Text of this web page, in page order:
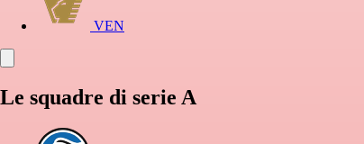
VEN
Le squadre di serie A